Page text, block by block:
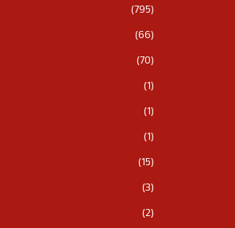
(795)
(66)
(70)
(1)
(1)
(1)
(15)
(3)
(2)